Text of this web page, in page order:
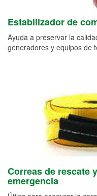
Estabilizador de
Ayuda a preservar la
generadores y equipos de
Correas de rescate
emergencia